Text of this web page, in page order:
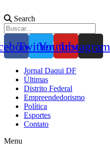
Search
TwitterYoutubeInstagram
Jornal Daqui DF
Últimas
Distrito Federal
Empreendedorismo
Política
Esportes
Contato
Menu